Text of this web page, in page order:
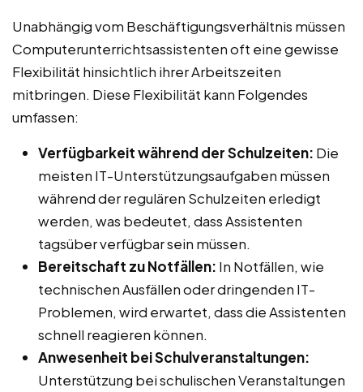
Unabhängig vom Beschäftigungsverhältnis müssen
Computerunterrichtsassistenten oft eine gewisse
Flexibilität hinsichtlich ihrer Arbeitszeiten
mitbringen. Diese Flexibilität kann Folgendes
umfassen:
Verfügbarkeit während der Schulzeiten: Die
meisten IT-Unterstützungsaufgaben müssen
während der regulären Schulzeiten erledigt
werden, was bedeutet, dass Assistenten
tagsüber verfügbar sein müssen.
Bereitschaft zu Notfällen: In Notfällen, wie
technischen Ausfällen oder dringenden IT-
Problemen, wird erwartet, dass die Assistenten
schnell reagieren können.
Anwesenheit bei Schulveranstaltungen:
Unterstützung bei schulischen Veranstaltungen